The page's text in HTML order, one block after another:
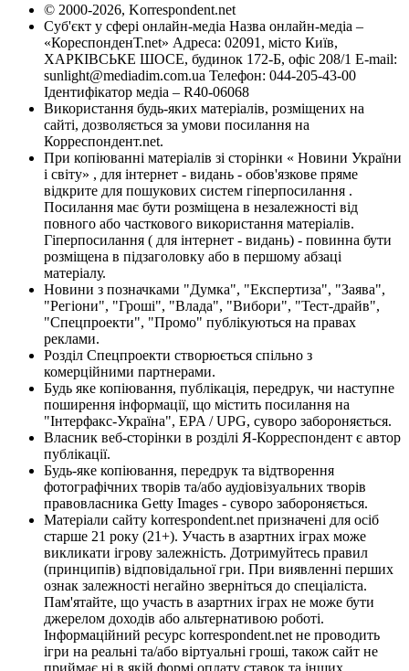
© 2000-2026, Korrespondent.net
Суб'єкт у сфері онлайн-медіа Назва онлайн-медіа –
«КореспонденТ.net» Адреса: 02091, місто Київ,
ХАРКІВСЬКЕ ШОСЕ, будинок 172-Б, офіс 208/1 E-mail:
sunlight@mediadim.com.ua Телефон: 044-205-43-00
Ідентифікатор медіа – R40-06068
Використання будь-яких матеріалів, розміщених на
сайті, дозволяється за умови посилання на
Корреспондент.net.
При копіюванні матеріалів зі сторінки « Новини України
і світу» , для інтернет - видань - обов'язкове пряме
відкрите для пошукових систем гіперпосилання .
Посилання має бути розміщена в незалежності від
повного або часткового використання матеріалів.
Гіперпосилання ( для інтернет - видань) - повинна бути
розміщена в підзаголовку або в першому абзаці
матеріалу.
Новини з позначками "Думка", "Експертиза", "Заява",
"Регіони", "Гроші", "Влада", "Вибори", "Тест-драйв",
"Спецпроекти", "Промо" публікуються на правах
реклами.
Розділ Спецпроекти створюється спільно з
комерційними партнерами.
Будь яке копіювання, публікація, передрук, чи наступне
поширення інформації, що містить посилання на
"Інтерфакс-Україна", EPA / UPG, суворо забороняється.
Власник веб-сторінки в розділі Я-Корреспондент є автор
публікації.
Будь-яке копіювання, передрук та відтворення
фотографічних творів та/або аудіовізуальних творів
правовласника Getty Images - суворо забороняється.
Матеріали сайту korrespondent.net призначені для осіб
старше 21 року (21+). Участь в азартних іграх може
викликати ігрову залежність. Дотримуйтесь правил
(принципів) відповідальної гри. При виявленні перших
ознак залежності негайно зверніться до спеціаліста.
Пам'ятайте, що участь в азартних іграх не може бути
джерелом доходів або альтернативою роботі.
Інформаційний ресурс korrespondent.net не проводить
ігри на реальні та/або віртуальні гроші, також сайт не
приймає ні в якій формі оплату ставок та інших